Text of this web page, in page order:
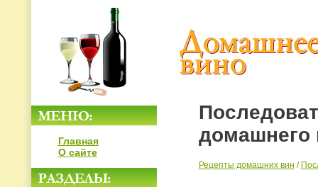
Главная
О сайте
домашнего
Рецепты домашних вин /